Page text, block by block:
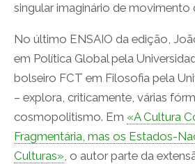
singular imaginário de movimento
No último ENSAIO da edição,
em Política Global pela
bolseiro FCT em Filosofia pela
– explora, criticamente, várias
cosmopolitismo. Em «A Cultura
Fragmentária, mas os Estados-
Culturas», o autor parte da